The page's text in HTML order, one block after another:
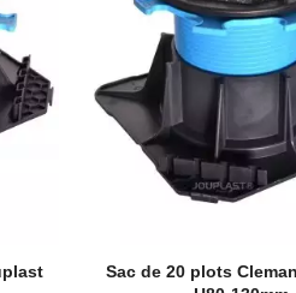
Sac de 20 plots